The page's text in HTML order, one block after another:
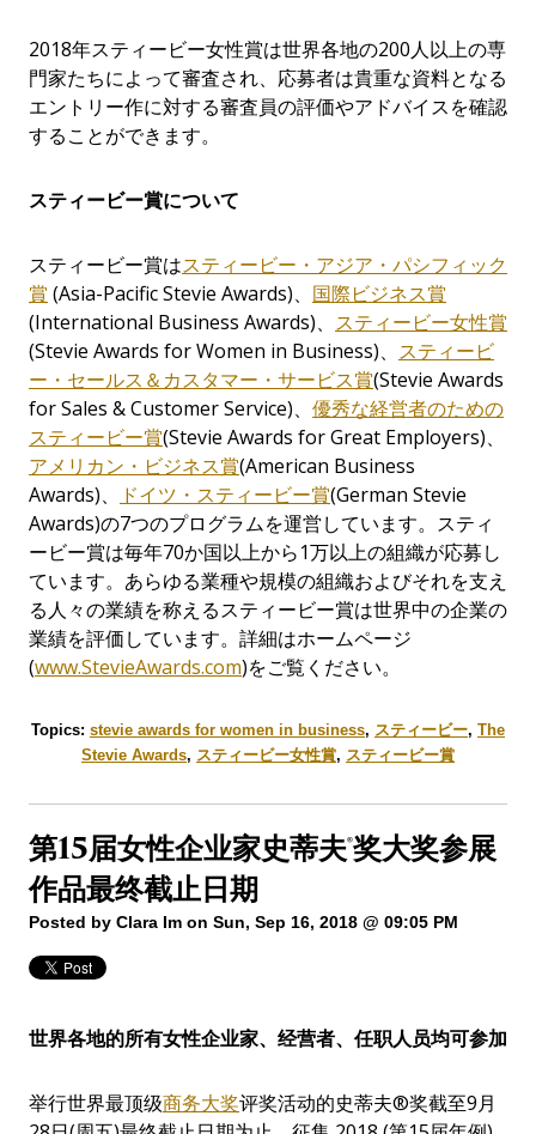
2018年スティービー女性賞は世界各地の200人以上の専
門家たちによって審査され、応募者は貴重な資料となる
エントリー作に対する審査員の評価やアドバイスを確認
することができます。
スティービー賞について
スティービー賞はスティービー・アジア・パシフィック
賞 (Asia-Pacific Stevie Awards)、 国際ビジネス賞
(International Business Awards)、 スティービー女性賞
(Stevie Awards for Women in Business)、 スティービ
ー・セールス＆カスタマー・サービス賞(Stevie Awards
for Sales & Customer Service)、 優秀な経営者のための
スティービー賞(Stevie Awards for Great Employers)、
アメリカン・ビジネス賞(American Business
Awards)、
ドイツ・スティービー賞(German Stevie
Awards)の7つのプログラムを運営しています。スティ
ービー賞は毎年70か国以上から1万以上の組織が応募し
ています。あらゆる業種や規模の組織およびそれを支え
る人々の業績を称えるスティービー賞は世界中の企業の
業績を評価しています。詳細はホームページ
(www.StevieAwards.com)をご覧ください。
Topics: stevie awards for women in business, スティービー, The
Stevie Awards, スティービー女性賞, スティービー賞
第15届女性企业家史蒂夫®奖大奖参展
作品最终截止日期
Posted by Clara Im on Sun, Sep 16, 2018 @ 09:05 PM
世界各地的所有女性企业家、 经营者、任职人员均可参加
举行世界最顶级商务大奖评奖活动的史蒂夫®奖截至9月